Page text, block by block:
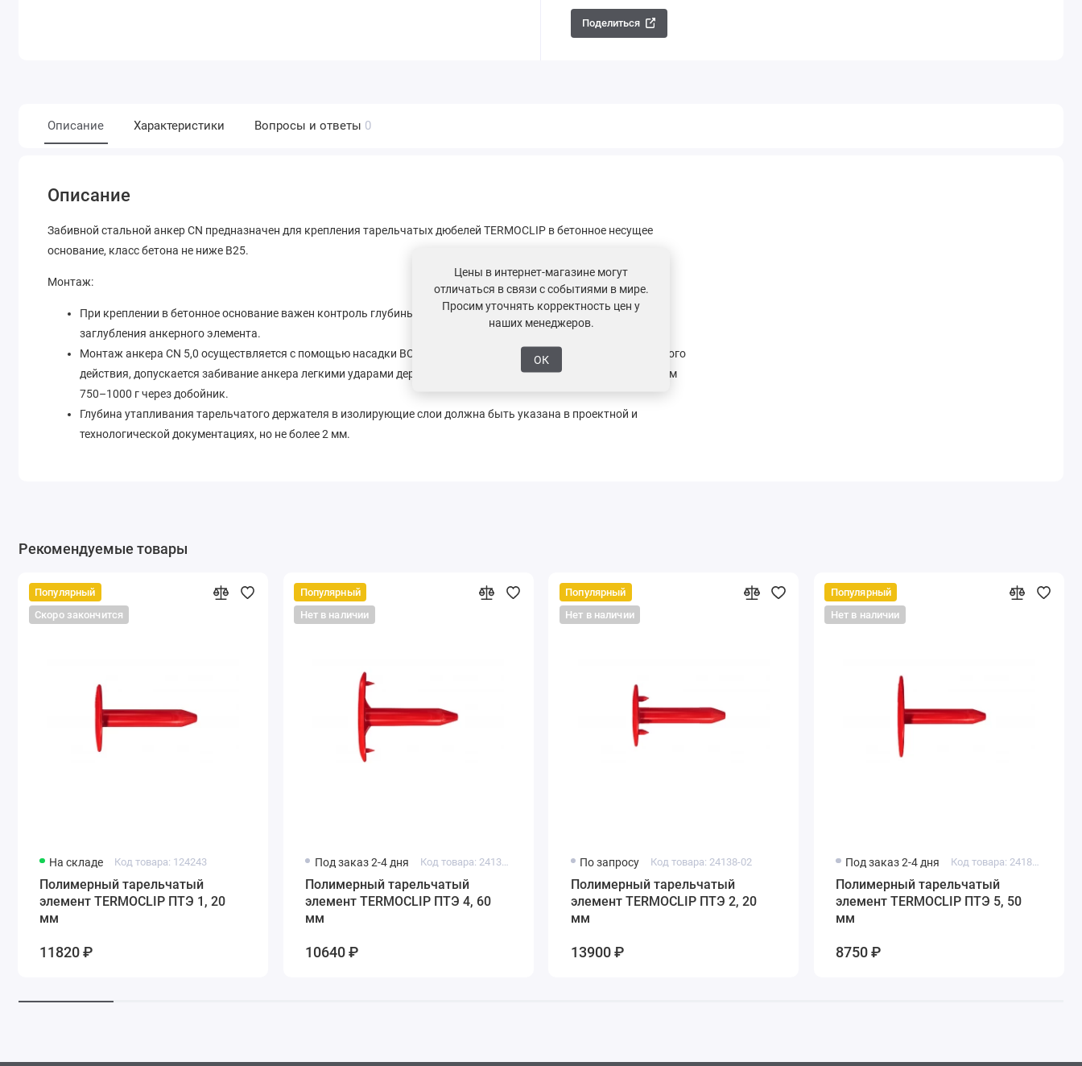
Поделиться
Описание Характеристики Вопросы и ответы 0
Описание
Забивной стальной анкер CN предназначен для крепления тарельчатых дюбелей TERMOCLIP в бетонное несущее
основание, класс бетона не ниже B25.
Монтаж:
При креплении в бетонное основание важен контроль глубины отверстия, она должна быть на 10 мм больше
заглубления анкерного элемента.
Монтаж анкера CN 5,0 осуществляется с помощью насадки BCN со специальным электроинструментом ударного
действия, допускается забивание анкера легкими ударами деревянной киянки, либо резинового молотка весом
750–1000 г через добойник.
Глубина утапливания тарельчатого держателя в изолирующие слои должна быть указана в проектной и
технологической документациях, но не более 2 мм.
Рекомендуемые товары
Популярный
Скоро закончится
На складе Код товара: 124243
Полимерный тарельчатый
элемент TERMOCLIP ПТЭ 1, 20
мм
11820 ₽
Популярный
Нет в наличии
Под заказ 2-4 дня Код товара: 24131-02
Полимерный тарельчатый
элемент TERMOCLIP ПТЭ 4, 60
мм
10640 ₽
Популярный
Нет в наличии
По запросу Код товара: 24138-02
Полимерный тарельчатый
элемент TERMOCLIP ПТЭ 2, 20
мм
13900 ₽
Популярный
Нет в наличии
Под заказ 2-4 дня Код товара: 24185-02
Полимерный тарельчатый
элемент TERMOCLIP ПТЭ 5, 50
мм
8750 ₽
Цены в интернет-магазине могут
отличаться в связи с событиями в мире.
Просим уточнять корректность цен у
наших менеджеров.
ОК